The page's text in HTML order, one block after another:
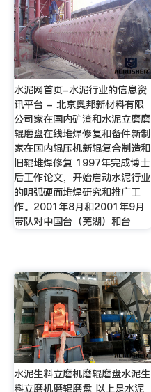
水泥网首页-水泥行业的信息资
讯平台 - 北京奥邦新材料有限
公司家在国内矿渣和水泥立磨磨
辊磨盘在线堆焊修复和备件新制
家在国内辊压机新辊复合制造和
旧辊堆焊修复 1997年完成博士
后工作论文，开始启动水泥行业
的明弧硬面堆焊研究和推广工
作。2001年8月和2001年9月
带队对中国台（芜湖）和台
水泥生料立磨机磨辊磨盘水泥生
料立磨机磨辊磨盘 以上是水泥